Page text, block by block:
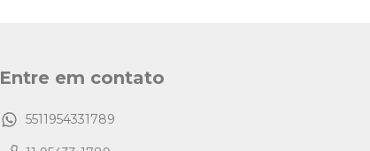
Entre em contato
5511954331789